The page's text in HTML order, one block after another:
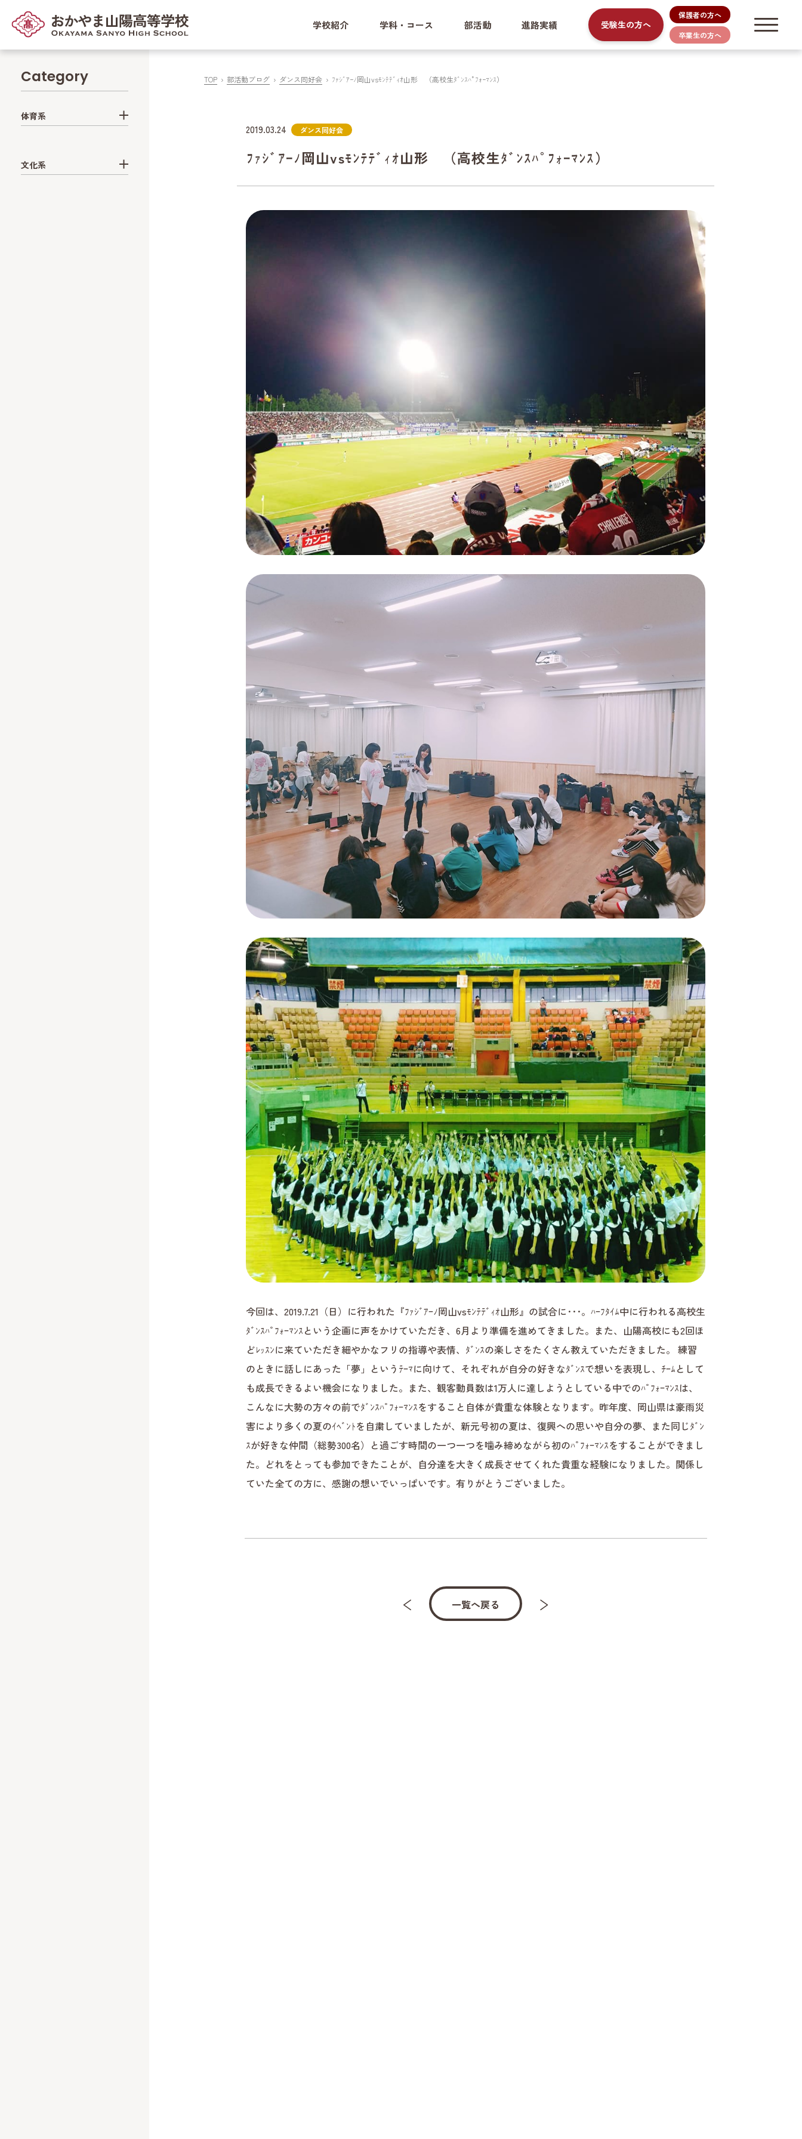
学校紹介 学科・コース 部活動 進路実績 受験生の方へ
保護者の方へ
卒業生の方へ
TOP 部活動ブログ ダンス同好会 ﾌｧｼﾞｱｰﾉ岡山vsﾓﾝﾃﾃﾞｨｵ山形 （高校生ﾀﾞﾝｽﾊﾟﾌｫｰﾏﾝｽ）
2019.03.24 ダンス同好会
ﾌｧｼﾞｱｰﾉ岡山vsﾓﾝﾃﾃﾞｨｵ山形 （高校生ﾀﾞﾝｽﾊﾟﾌｫｰﾏﾝｽ）
今回は、2019.7.21（日）に行われた『ﾌｧｼﾞｱｰﾉ岡山vsﾓﾝﾃﾃﾞｨｵ山形』の試合に･･･。ﾊｰﾌﾀｲﾑ中に行われる高校生
ﾀﾞﾝｽﾊﾟﾌｫｰﾏﾝｽという企画に声をかけていただき、6月より準備を進めてきました。また、山陽高校にも2回ほ
どﾚｯｽﾝに来ていただき細やかなフリの指導や表情、ﾀﾞﾝｽの楽しさをたくさん教えていただきました。 練習
のときに話しにあった「夢」というﾃｰﾏに向けて、それぞれが自分の好きなﾀﾞﾝｽで想いを表現し、ﾁｰﾑとして
も成長できるよい機会になりました。また、観客動員数は1万人に達しようとしている中でのﾊﾟﾌｫｰﾏﾝｽは、
こんなに大勢の方々の前でﾀﾞﾝｽﾊﾟﾌｫｰﾏﾝｽをすること自体が貴重な体験となります。昨年度、岡山県は豪雨災
害により多くの夏のｲﾍﾞﾝﾄを自粛していましたが、新元号初の夏は、復興への思いや自分の夢、また同じﾀﾞﾝ
ｽが好きな仲間（総勢300名）と過ごす時間の一つ一つを噛み締めながら初のﾊﾟﾌｫｰﾏﾝｽをすることができまし
た。どれをとっても参加できたことが、自分達を大きく成長させてくれた貴重な経験になりました。関係し
ていた全ての方に、感謝の想いでいっぱいです。有りがとうございました。
一覧へ戻る
Category
体育系
文化系